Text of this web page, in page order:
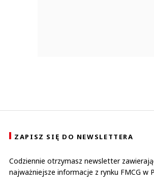
ZAPISZ SIĘ DO NEWSLETTERA
Codziennie otrzymasz newsletter
najważniejsze informacje z rynku FMCG w